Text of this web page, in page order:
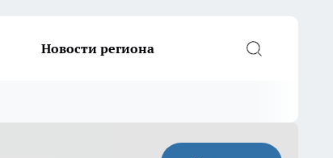
Новости региона